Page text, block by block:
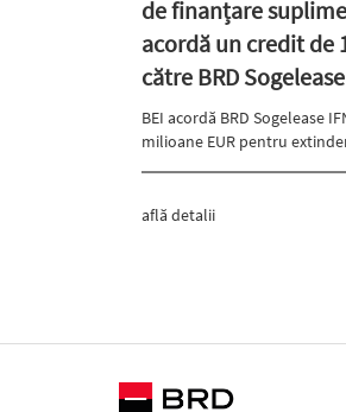
de finanțare
acordă un credit de
către BRD
BEI acordă BRD Sogelease
milioane EUR pentru
află detalii